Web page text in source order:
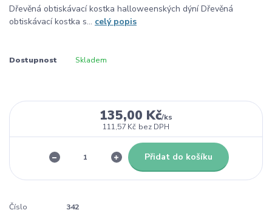
Dřevěná obtiskávací kostka halloweenských dýní Dřevěná
obtiskávací kostka s... celý popis
Dostupnost Skladem
135,00 Kč/ks
111,57 Kč bez DPH
Přidat do košíku
Číslo
342